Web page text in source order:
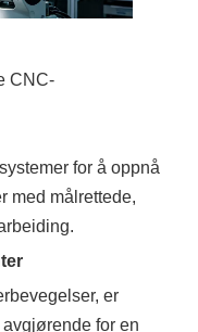
CNC-
for å oppnå
med målrettede,
er
for en